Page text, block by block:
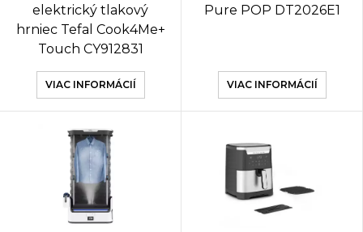
elektrický tlakový
hrniec Tefal Cook4Me+
Touch CY912831
VIAC INFORMÁCIÍ
Pure POP DT2026E1
VIAC INFORMÁCIÍ